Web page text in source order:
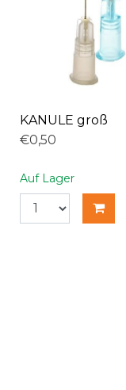
KANULE groß
€0,50
Auf Lager